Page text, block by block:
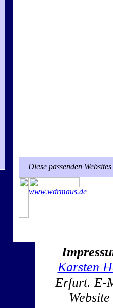
Diese passenden
www.wdrmaus.de
Karsten
Erfurt. E-